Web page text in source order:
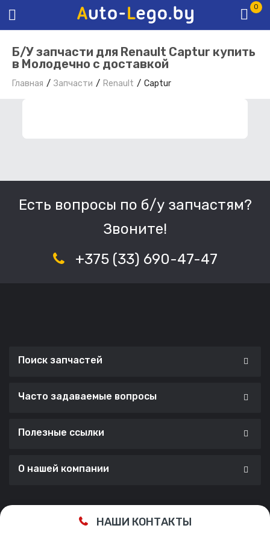
0
Б/У запчасти для Renault Captur купить
в Молодечно с доставкой
Главная Запчасти Renault Captur
Есть вопросы по б/у запчастям?
Звоните!
+375 (33) 690-47-47
Поиск запчастей
Часто задаваемые вопросы
Полезные ссылки
О нашей компании
Сделано с ❤️ вCherry Lab Agency
НАШИ КОНТАКТЫ